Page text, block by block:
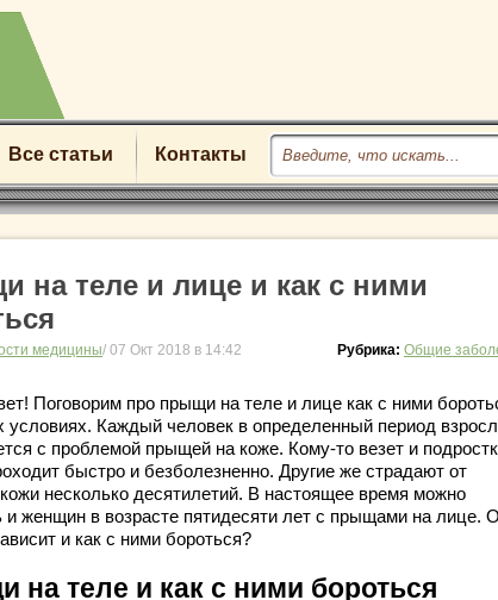
Все статьи Контакты
на теле и лице и как с ними
медицины/ 07 Окт 2018 в 14:42 Рубрика: Общие
Поговорим про прыщи на теле и лице как с ними
условиях. Каждый человек в определенный период
с проблемой прыщей на коже. Кому-то везет и
быстро и безболезненно. Другие же страдают от
несколько десятилетий. В настоящее время можно
и женщин в возрасте пятидесяти лет с прыщами на лице.
и как с ними бороться?
на теле и как с ними бороться